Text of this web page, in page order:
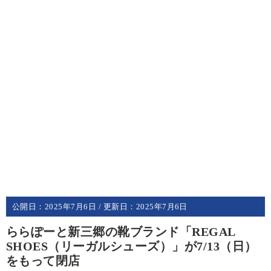
公開日： 2025年7月6日 / 更新日： 2025年7月6日
ららぽーと新三郷の靴ブランド「REGAL
SHOES（リーガルシューズ）」が7/13（日）
をもって閉店